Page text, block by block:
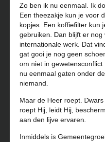
Zo ben ik nu eenmaal. Ik
Een theezakje kun je voor
kopjes. Een koffiefilter kun
gebruiken. Dan blijft er
internationale werk. Dat
gat gooi je nog geen
om niet in
nu eenmaal gaten onder
niemand.
Maar de Heer roept.
roept Hij, leidt Hij,
aan den lijve ervaren.
Inmiddels is